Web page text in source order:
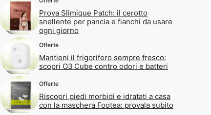
Prova Slimique Patch: il cerotto
snellente per pancia e fianchi da usare
ogni giorno
Offerte
Mantieni il frigorifero sempre fresco:
scopri O3 Cube contro odori e batteri
Offerte
Riscopri piedi morbidi e idratati a casa
con la maschera Footea: provala subito